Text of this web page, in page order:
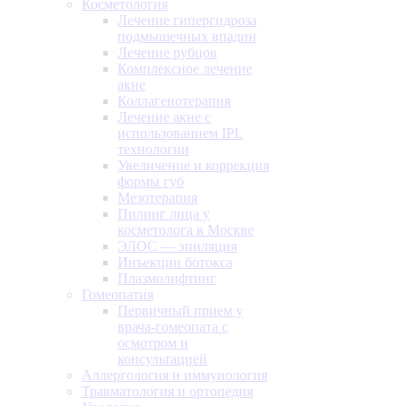
Косметология
Лечение гипергидроза
подмышечных впадин
Лечение рубцов
Комплексное лечение
акне
Коллагенотерапия
Лечение акне с
использованием IPL
технологии
Увеличение и коррекция
формы губ
Мезотерапия
Пилинг лица у
косметолога в Москве
ЭЛОС — эпиляция
Инъекции ботокса
Плазмолифтинг
Гомеопатия
Первичный прием у
врача-гомеопата с
осмотром и
консультацией
Аллергология и иммунология
Травматология и ортопедия